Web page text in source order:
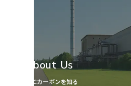
About Us
SECカーボンを知る